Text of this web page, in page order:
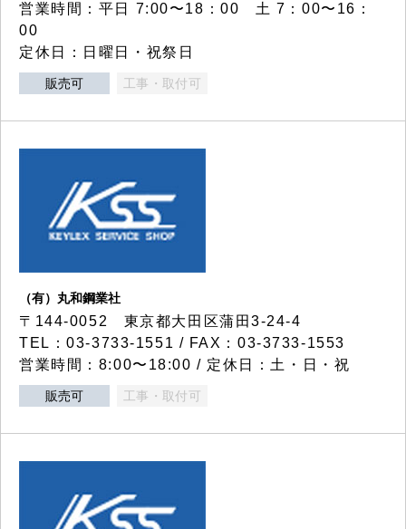
営業時間：平日 7:00〜18：00 土 7：00〜16：
00
定休日：日曜日・祝祭日
販売可 工事・取付可
（有）丸和鋼業社
〒144-0052 東京都大田区蒲田3-24-4
TEL：03-3733-1551 / FAX：03-3733-1553
営業時間：8:00〜18:00 / 定休日：土・日・祝
販売可 工事・取付可